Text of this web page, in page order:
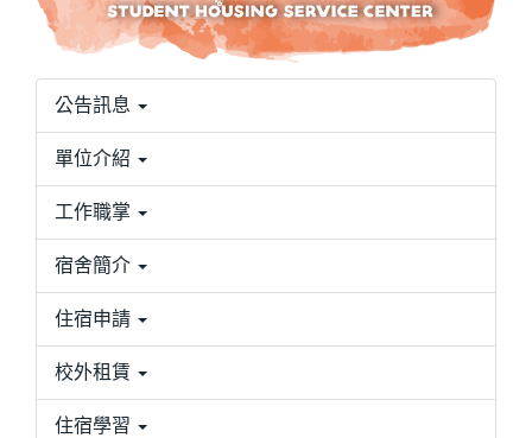
公告訊息
單位介紹
工作職掌
宿舍簡介
住宿申請
校外租賃
住宿學習